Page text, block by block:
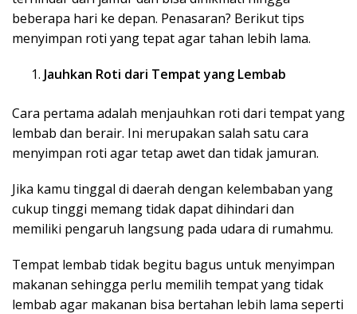
beberapa hari ke depan. Penasaran? Berikut tips
menyimpan roti yang tepat agar tahan lebih lama.
Jauhkan Roti dari Tempat yang Lembab
Cara pertama adalah menjauhkan roti dari tempat yang
lembab dan berair. Ini merupakan salah satu cara
menyimpan roti agar tetap awet dan tidak jamuran.
Jika kamu tinggal di daerah dengan kelembaban yang
cukup tinggi memang tidak dapat dihindari dan
memiliki pengaruh langsung pada udara di rumahmu.
Tempat lembab tidak begitu bagus untuk menyimpan
makanan sehingga perlu memilih tempat yang tidak
lembab agar makanan bisa bertahan lebih lama seperti